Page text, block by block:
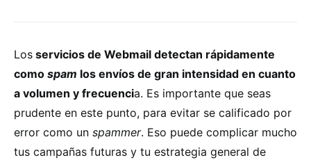
Los servicios de Webmail detectan rápidamente
como spam los envíos de gran intensidad en cuanto
a volumen y frecuencia. Es importante que seas
prudente en este punto, para evitar se calificado por
error como un spammer. Eso puede complicar mucho
tus campañas futuras y tu estrategia general de